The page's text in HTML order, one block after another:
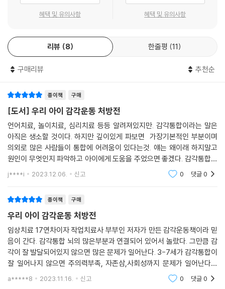
◆ 다양한 감각자극으로 아이를 변화시킬 수 있습니다
아이들은 움직이고 말하고 놀이를 하며 발달합니다. 여기서 생기는 수많은
자극은 뇌의 중추신경계로 전달되어 이미 몸에 입력된 내부 정보와 통합되
며 발달하는 과정을 거치는데, 이를 감각통합이라고 합니다. 감각통합은
태아 때부터 엄마의 뱃속에서 손을 빨며 시작되어, 초등학생 때가 되면 완
이 관여할 정도로 뇌 발달과도 밀접한 연관이 있어요. 따라서 아이에게는
시각, 촉각, 청각 등의 오감과 고유수용성감각, 전정감각 등의 다양한 자극
실입니다.
◆ 집에서 하는 매일 10분 감각운동을 처방해 드립니다
이 책에서는 바른 자세와 자신감을 만드는 대근육 발달 운동부터 연필 잡
을 위한 운동까지 초등 입학 전 아이에게 꼭 필요한 감각자극을 총망라했
습니다. 수록된 유튜브 동영상 QR코드를 통해 동작을 좀 더 생생하게 볼
수 있으며, 4주 홈프로그램은 마치 우리 집에 발달전문가가 찾아온 듯 세
심히 가이드합니다. 불안한 마음에 문제집 풀기에 급급해 아이의 공부정서
를 나빠지게 하고 있는 부모들은 무엇보다 중요한 것은 하루 10분 감각운
동임을 깨닫게 됩니다.
혜택 및 유의사항 혜택 및 유의사항
리뷰 8 한줄평 11
구매리뷰 추천순
종이책 구매
[도서] 우리 아이 감각운동 처방전
언어치료, 놀이치료, 심리치료 등등 알려져있지만. 감각통합이라는 말은
아직은 생소할 것이다. 하지만 깊이있게 파보면 가장기본적인 부분이며
의외로 많은 사람들이 통합에 어려움이 있다는것. 얘는 왜이래 하지말고
원인이 무엇인지 파악하고 아이에게 도움을 주었으면 좋겠다. 감각통합은
발달센터에 가야 받을 수 있따는 생각에 꺼려하는 사람듦도 있을것이다.
최대한 집에서
j****i 2023.12.06. 신고 0 댓글0
종이책 구매
우리 아이 감각운동 처방전
임상치료 17연차이자 작업치료사 부부인 저자가 만든 감각운동책이라 믿
음이 간다. 감각통합 뇌의 많은부분과 연결되어 있어서 놀랐다. 그만큼 감
각이 잘 발달되어있지 않으면 많은 문제가 일어난다. 3-7세가 감각통합이
잘 일어나지 않으면 주의력부족, 자존삼,사회성까지 문제가 일어난다니
놀랍다. 생각보다 따라하기 쉽고 쉽게 구할수있는 재료들로 구성되어있다.
a*****8 2023.11.16. 신고 0 댓글0